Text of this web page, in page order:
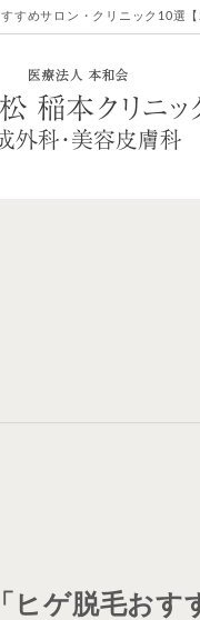
すめサロン・クリニック10選
ヒゲ脱毛お